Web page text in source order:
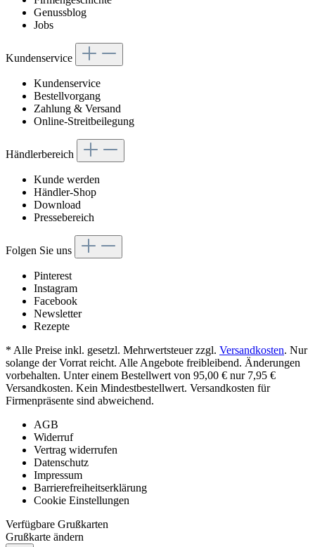
Genussblog
Jobs
Kundenservice
Kundenservice
Bestellvorgang
Zahlung & Versand
Online-Streitbeilegung
Händlerbereich
Kunde werden
Händler-Shop
Download
Pressebereich
Folgen Sie uns
Pinterest
Instagram
Facebook
Newsletter
Rezepte
* Alle Preise inkl. gesetzl. Mehrwertsteuer zzgl. Versandkosten. Nur
solange der Vorrat reicht. Alle Angebote freibleibend. Änderungen
vorbehalten. Unter einem Bestellwert von 95,00 € nur 7,95 €
Versandkosten. Kein Mindestbestellwert. Versandkosten für
Firmenpräsente sind abweichend.
AGB
Widerruf
Vertrag widerrufen
Datenschutz
Impressum
Barrierefreiheitserklärung
Cookie Einstellungen
Verfügbare Grußkarten
Grußkarte ändern